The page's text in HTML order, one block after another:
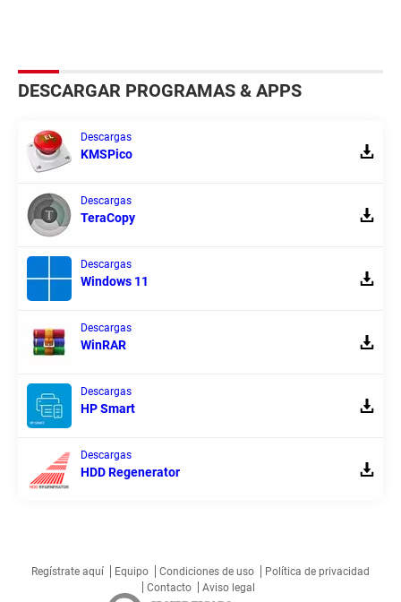
DESCARGAR PROGRAMAS & APPS
Descargas
KMSPico
Descargas
TeraCopy
Descargas
Windows 11
Descargas
WinRAR
Descargas
HP Smart
Descargas
HDD Regenerator
Regístrate aquí Equipo Condiciones de uso
Política de privacidad
Contacto
Aviso legal